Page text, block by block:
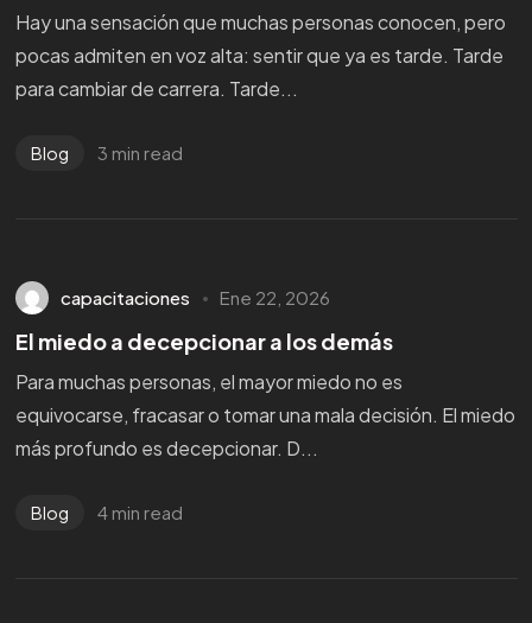
Hay una sensación que muchas personas conocen, pero
pocas admiten en voz alta: sentir que ya es tarde. Tarde
para cambiar de carrera. Tarde...
Blog 3 min read
capacitaciones Ene 22, 2026
El miedo a decepcionar a los demás
Para muchas personas, el mayor miedo no es
equivocarse, fracasar o tomar una mala decisión. El miedo
más profundo es decepcionar. D...
Blog 4 min read